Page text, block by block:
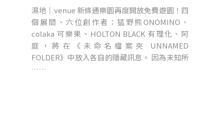
濕地｜venue 新條通樂園再度開放免費遊園！四
個展間、六位創作者：猛野熊ONOMINO、
colaka 可樂果、HOLTON BLACK 有理化、阿
庭，將在《未命名檔案夾 UNNAMED
FOLDER》中放入各自的隱藏訊息。 因為未知所
……